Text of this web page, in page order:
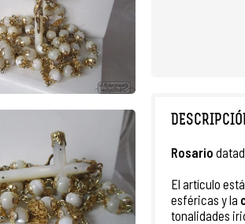
Rosario
El artículo
esféricas y la
tonalidades